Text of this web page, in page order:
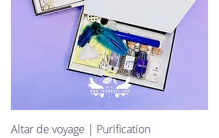
Altar de voyage | Purification